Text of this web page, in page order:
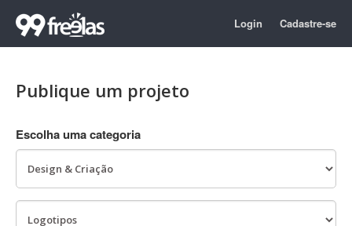
Login Cadastre-se
Publique um projeto
Escolha uma categoria